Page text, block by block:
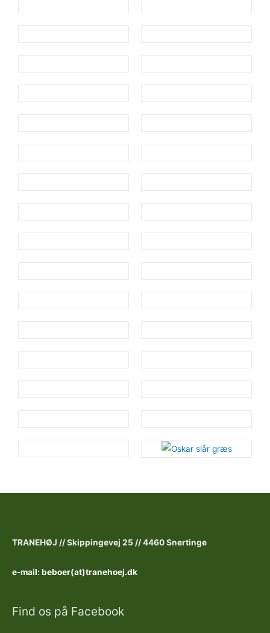
TRANEHØJ //Skippingevej 25 //4460 Snertinge
e-mail: beboer(at)tranehoej.dk
Find os på Facebook